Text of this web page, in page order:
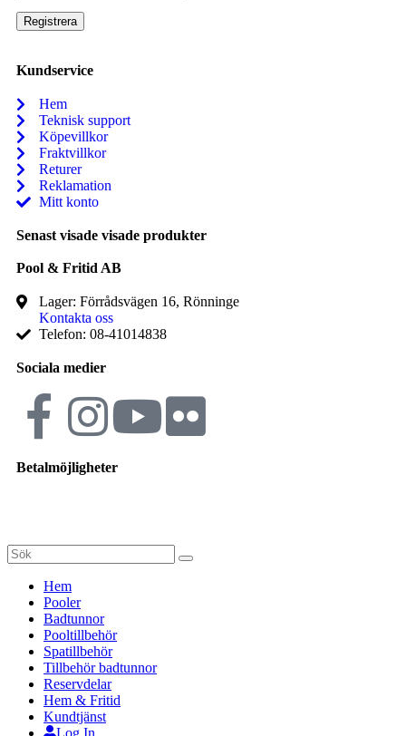
Kundservice
Hem
Teknisk support
Köpevillkor
Fraktvillkor
Returer
Reklamation
Mitt konto
Senast visade visade produkter
Pool & Fritid AB
Lager: Förrådsvägen 16, Rönninge
Kontakta oss
Telefon: 08-41014838
Sociala medier
Betalmöjligheter
Hem
Pooler
Badtunnor
Pooltillbehör
Spatillbehör
Tillbehör badtunnor
Reservdelar
Hem & Fritid
Kundtjänst
Log In